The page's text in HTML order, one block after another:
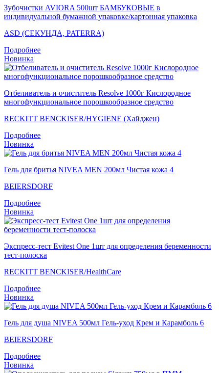
Зубочистки AVIORA 500шт БАМБУКОВЫЕ в
индивидуальной бумажной упаковке/картонная упаковка
ASD (СЕКУНДА, PATERRA)
Подробнее
Новинка
Отбеливатель и очиститель Resolve 1000г Кислородное
многофункциональное порошкообразное средство
RECKITT BENCKISER/HYGIENE (Хайджен)
Подробнее
Новинка
Гель для бритья NIVEA MEN 200мл Чистая кожа 4
BEIERSDORF
Подробнее
Новинка
Экспресс-тест Evitest One 1шт для определения беременности
тест-полоска
RECKITT BENCKISER/НealthСare
Подробнее
Новинка
Гель для душа NIVEA 500мл Гель-уход Крем и Карамболь 6
BEIERSDORF
Подробнее
Новинка